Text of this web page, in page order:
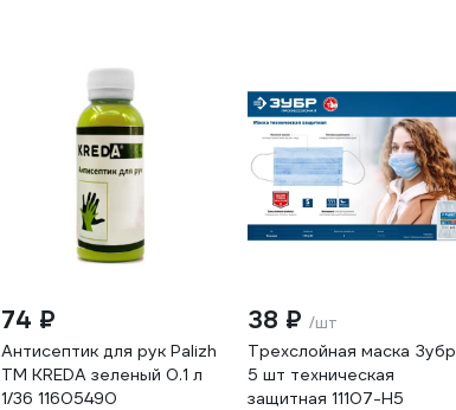
74 ₽
Антисептик для рук Palizh
ТМ KREDA зеленый 0.1 л
1/36 11605490
38 ₽ /шт
Трехслойная маска Зубр
5 шт техническая
защитная 11107-H5